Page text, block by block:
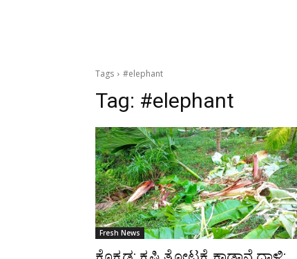
Tags #elephant
Tag: #elephant
Fresh News